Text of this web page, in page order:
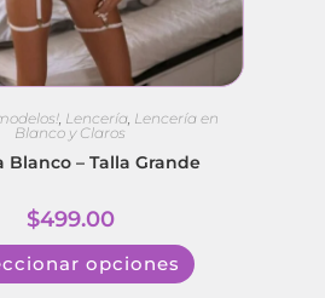
, Lencería, Lencería en
Blanco y Claros
Blanco – Talla Grande
$499.00
opciones